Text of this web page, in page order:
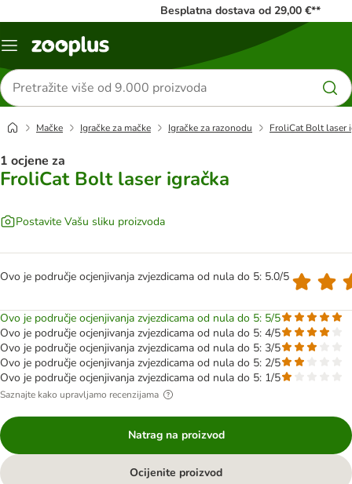
Besplatna dostava od 29,00 €**
Izbornik
Traži
proizvode
Mačke Igračke za mačke Igračke za razonodu FroliCat Bolt laser
1 ocjene za
FroliCat Bolt laser igračka
Postavite Vašu sliku proizvoda
Ovo je područje ocjenjivanja zvjezdicama od nula do 5: 5.0/5
Ovo je područje ocjenjivanja zvjezdicama od nula do 5: 5/5
Ovo je područje ocjenjivanja zvjezdicama od nula do 5: 4/5
Ovo je područje ocjenjivanja zvjezdicama od nula do 5: 3/5
Ovo je područje ocjenjivanja zvjezdicama od nula do 5: 2/5
Ovo je područje ocjenjivanja zvjezdicama od nula do 5: 1/5
Saznajte kako upravljamo recenzijama
Natrag na proizvod
Ocijenite proizvod